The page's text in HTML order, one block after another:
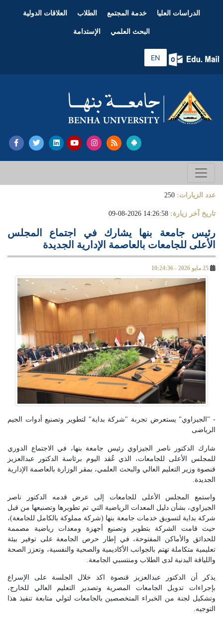
الدراسات العليا خدمة المجتمع الطلاب العلاقات الدولية
البحث العلمي الإستدامة
EN
عدد الزيارات: 250
تاريخ آخر زيارة: 14:26:58 2026-08-09
رئيس جامعة بنها يشارك في اجتماع المجلس
الأعلى للجامعات بالعاصمة الإدارية الجديدة
- "الجيزاوي" يستعرض تجربة "شركة بداية" لتطوير وتصنيع أدوات الجيم
الرياضى
شارك الدكتور ناصر الجيزاوي رئيس جامعة بنها، في الاجتماع الدوري
للمجلس الأعلى للجامعات، الذي عُقد اليوم برئاسة الدكتور عبدالعزيز
قنصوة وزير التعليم العالي والبحث العلمي، بمقر الوزارة بالعاصمة الإدارية
الجديدة.
واستمع المجلس الأعلى للجامعات إلى عرض قدمه الدكتور ناصر
الجيزاوي، بشأن دليل المعدات الرياضية التي تم تطويرها وتصنيعها من قبل
شركة بداية لتسويق خدمات جامعة بنها (شركة مملوكة بالكامل للجامعة)،
حيث قامت الشركة بتطوير وتصنيع أجهزة ومعدات رياضية مصممة
للحدائق والأماكن المفتوحة، في إطار حرص الجامعة على توفير بيئة
تعليمية متكاملة تهتم بالجوانب الأكاديمية والصحية والنفسية، وتعزز الصحة
واللياقة البدنية لدى الطلاب ومنتسبي الجامعة.
يذكر أن الدكتور عبدالعزيز قنصوة اكد خلال الجلسة على الإسراع
بإجراءات تدويل الجامعات المصرية وتصدير التعليم العالي للخارج،
وتشكيل لجنة من الخبراء المتخصصين بالجامعات لتولي متابعة تنفيذ هذا
التوجيه.